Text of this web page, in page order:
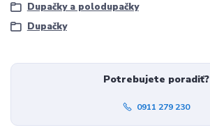
Dupačky a polodupačky
Dupačky
Potrebujete poradiť?
0911 279 230